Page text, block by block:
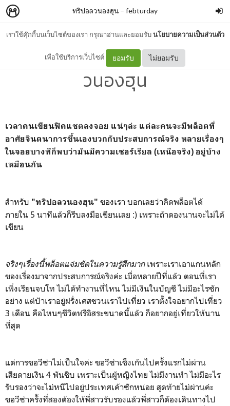
เราใช้คุ๊กกี้บนเว็บไซต์ของเรา กรุณาอ่านและยอมรับนโยบายความเป็นส่วนตัว
เพื่อใช้บริการเว็บไซต์ ยอมรับ ไม่ยอมรับ
ทริปอลวนองฮุน – febturday
เม้าท์มอยเบื้องหลัง #ทริปอล
วนองฮุน
เวลาคนเขียนฟิคแชตลงจอย แน่ๆล่ะ แต่ละคนจะมีพล็อตที่
อาศัยจินตนาการขึ้นเองบวกกับประสบการณ์จริง หลายเรื่องๆ
ในจอยบางทีก็พบว่ามันมีความเซอร์เรียล (เหนือจริง) อยู่บ้าง
เหมือนกัน
สำหรับ "ทริปอลวนองฮุน" ของเรา บอกเลยว่าคิดพล็อตได้
ภายใน 5 นาทีแล้วก็รีบลงมือเขียนเลย :) เพราะถ้าดองนานจะไม่ได้
เขียน
จริงๆเรื่องนี้พล็อตแจ่มชัดในความรู้สึกมากเพราะเราเอาแกนหลัก
ของเรื่องมาจากประสบการณ์จริงค่ะ เมื่อหลายปีที่แล้ว ตอนที่เรา
เพิ่งเรียนจบโท ไม่ได้ทำงานที่ไหน ไม่มีเงินในบัญชี ไม่มีอะไรซัก
อย่าง แต่ป้าเราอยู่ฝรั่งเศสชวนเราไปเที่ยว เราตั้งใจอยากไปเที่ยว
3 เดือน คือไหนๆชีวิตฟรีอิสระขนาดนี้แล้ว ก็อยากอยู่เที่ยวให้นาน
ที่สุด
แต่การขอวีซ่าไม่เป็นใจค่ะ ขอวีซ่าเช็งเก้นไปครั้งแรกไม่ผ่าน
เสียดายเงิน 4 พันชิบ เพราะเป็นผู้หญิงไทย ไม่มีงานทำ ไม่มีอะไร
รับรองว่าจะไม่หนีไปอยู่ประเทศเค้าซักหน่อย สุดท้ายไม่ผ่านค่ะ
ขอวีซ่าครั้งที่สองต้องให้พี่สาวรับรองแล้วพี่สาวก็ต้องเดินทางไป